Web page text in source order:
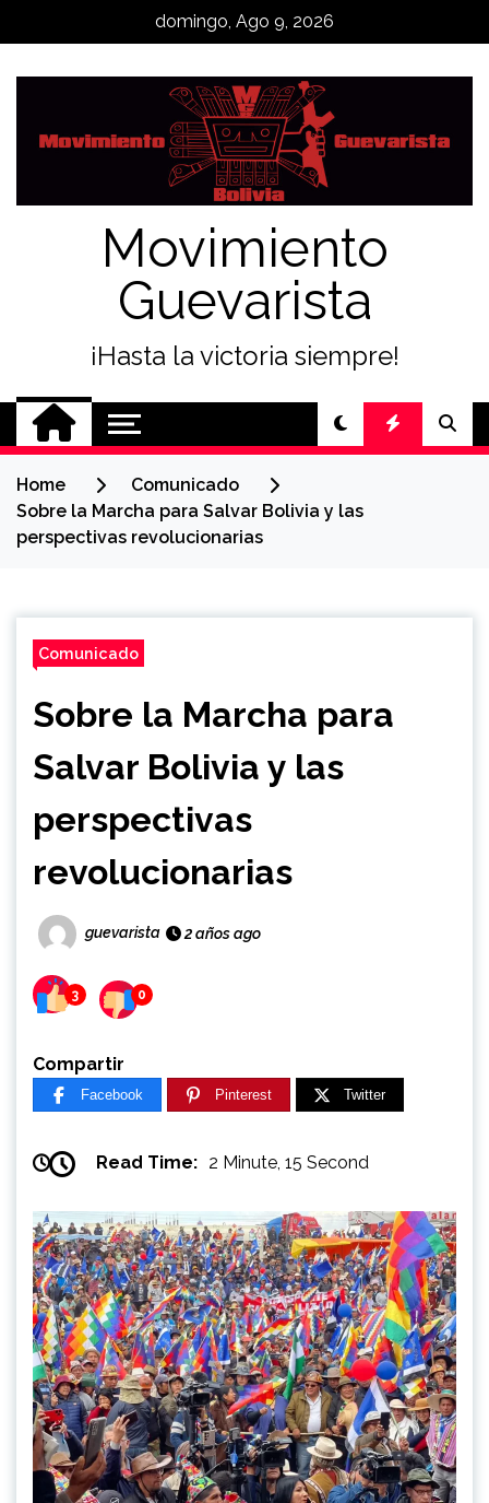
domingo, Ago 9, 2026
Movimiento
Guevarista
¡Hasta la victoria siempre!
Home
Comunicado
Sobre la Marcha para Salvar Bolivia y las
perspectivas revolucionarias
Comunicado
Sobre la Marcha para
Salvar Bolivia y las
perspectivas
revolucionarias
guevarista 2 años ago
3 0
Compartir
Facebook Pinterest Twitter
Read Time: 2 Minute, 15 Second